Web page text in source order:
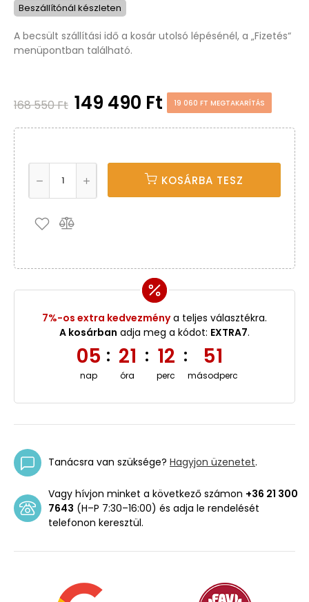
Beszállítónál készleten
A becsült szállítási idő a kosár utolsó lépésénél, a „Fizetés“
menüpontban található.
168 550 Ft 149 490 Ft 19 060 FT MEGTAKARÍTÁS
KOSÁRBA TESZ
7%-os extra kedvezménya teljes választékra.
A kosárban adja meg a kódot: EXTRA7.
05
nap
: 21
óra
: 12
perc
: 51
másodperc
Tanácsra van szüksége? Hagyjon üzenetet.
Vagy hívjon minket a következő számon +36 21 300
7643 (H–P 7:30–16:00) és adja le rendelését
telefonon keresztül.